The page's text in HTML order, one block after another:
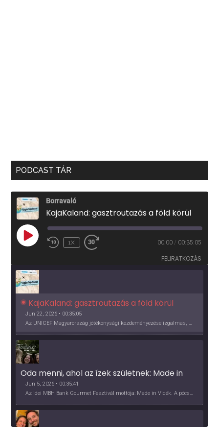
PODCAST TÁR
Borravaló
KajaKaland: gasztroutazás a föld körül
PLAY
EPISODE
1X 00:00 / 00:35:05
FELIRATKOZÁS
KajaKaland: gasztroutazás a föld körül
Jun 22, 2026 • 00:35:05
Az UNICEF Magyarország jótékonysági kezdeményezése izgalmas, egész éves világkörüli ízutazásra hív, igazi családi program és gasztroedukáció, illetve segítség a rászorulóknak is egyben.
Oda menni, ahol az ízek születnek: Made in
Vidék, Gourmet Fesztivál 2026
Jun 5, 2026 • 00:35:41
Az idei MBH Bank Gourmet Fesztivál mottója: Made in Vidék. A pócsmegyeri Papi, a mályinkai Iszkor és a szigligeti Villa Kabala tulajdonosai beszélnek arról, hogy mit jelentenek nekik a vidék ízei.